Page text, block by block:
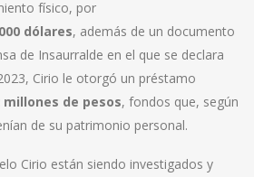
físico, por
dólares, además de un documento
de Insaurralde en el que se declara
Cirio le otorgó un préstamo
millones de pesos, fondos que, según
de su patrimonio personal.
Cirio están siendo investigados y